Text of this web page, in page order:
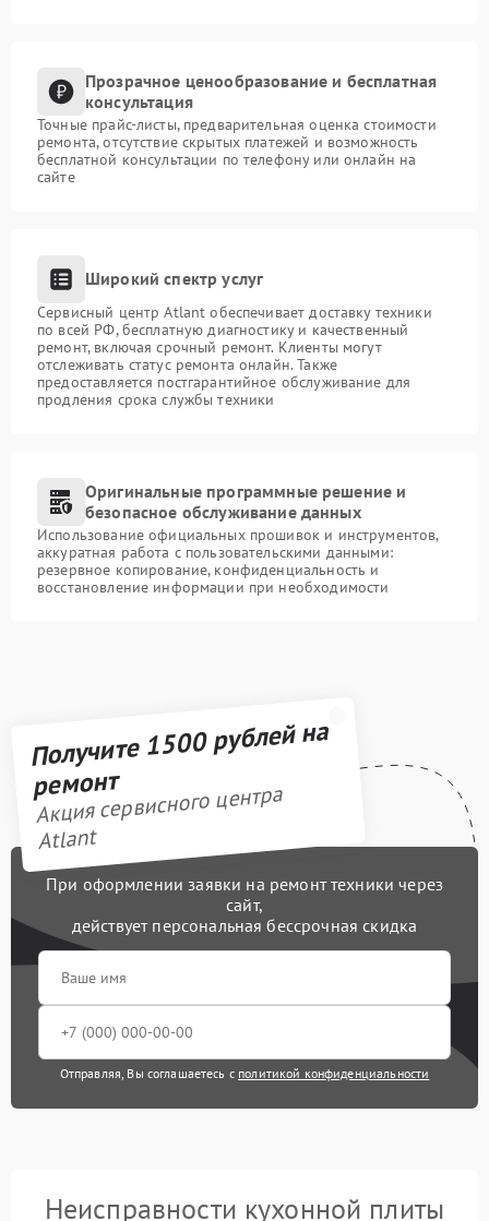
Прозрачное ценообразование и бесплатная
консультация
Точные прайс-листы, предварительная оценка стоимости
ремонта, отсутствие скрытых платежей и возможность
бесплатной консультации по телефону или онлайн на
сайте
Широкий спектр услуг
Сервисный центр Atlant обеспечивает доставку техники
по всей РФ, бесплатную диагностику и качественный
ремонт, включая срочный ремонт. Клиенты могут
отслеживать статус ремонта онлайн. Также
предоставляется постгарантийное обслуживание для
продления срока службы техники
Оригинальные программные решение и
безопасное обслуживание данных
Использование официальных прошивок и инструментов,
аккуратная работа с пользовательскими данными:
резервное копирование, конфиденциальность и
восстановление информации при необходимости
Получите 1500 рублей на
ремонт
Акция сервисного центра
Atlant
При оформлении заявки на ремонт техники через
сайт,
действует персональная бессрочная скидка
Отправляя, Вы соглашаетесь с политикой конфиденциальности
Неисправности кухонной плиты